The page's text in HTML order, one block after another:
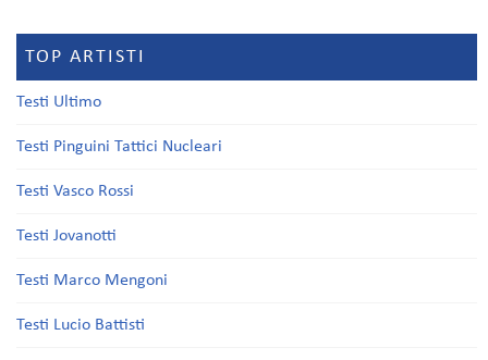
TOP ARTISTI
Testi Ultimo
Testi Pinguini Tattici Nucleari
Testi Vasco Rossi
Testi Jovanotti
Testi Marco Mengoni
Testi Lucio Battisti